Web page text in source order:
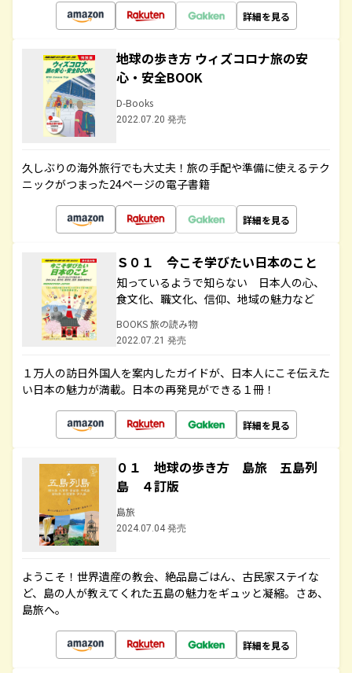
詳細を見る
地球の歩き方 ウィズコロナ旅の安
心・安全BOOK
D-Books
2022.07.20 発売
久しぶりの海外旅行でも大丈夫！旅の手配や準備に使えるテク
ニックがつまった24ページの電子書籍
詳細を見る
Ｓ０１ 今こそ学びたい日本のこと
知っているようで知らない 日本人の心、
食文化、職文化、信仰、地域の魅力など
BOOKS 旅の読み物
2022.07.21 発売
１万人の訪日外国人を案内したガイドが、日本人にこそ伝えた
い日本の魅力が満載。日本の再発見ができる１冊！
詳細を見る
０１ 地球の歩き方 島旅 五島列
島 ４訂版
島旅
2024.07.04 発売
ようこそ！世界遺産の教会、絶品島ごはん、古民家ステイな
ど、島の人が教えてくれた五島の魅力をギュッと凝縮。さあ、
島旅へ。
詳細を見る